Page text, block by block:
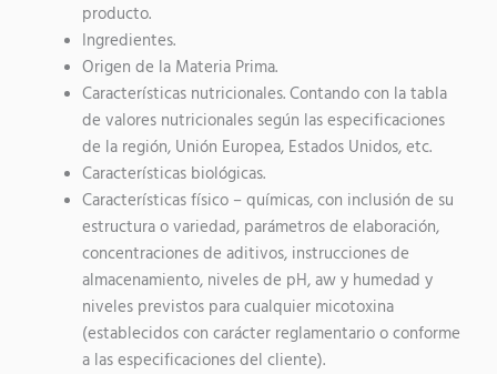
producto.
Ingredientes.
Origen de la Materia Prima.
Características nutricionales. Contando con la tabla
de valores nutricionales según las especificaciones
de la región, Unión Europea, Estados Unidos, etc.
Características biológicas.
Características físico – químicas, con inclusión de su
estructura o variedad, parámetros de elaboración,
concentraciones de aditivos, instrucciones de
almacenamiento, niveles de pH, aw y humedad y
niveles previstos para cualquier micotoxina
(establecidos con carácter reglamentario o conforme
a las especificaciones del cliente).